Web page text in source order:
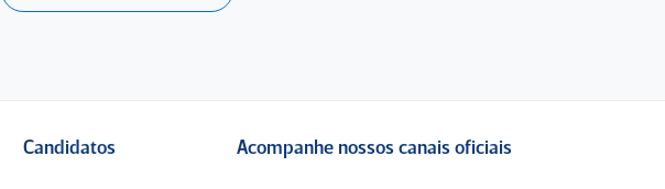
Candidatos Acompanhe nossos canais oficiais